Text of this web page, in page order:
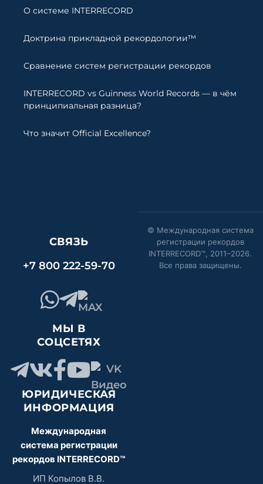
О системе INTERRECORD
Доктрина прикладной рекордологии™
Сравнение систем регистрации рекордов
INTERRECORD vs Guinness World Records — в чём
принципиальная разница?
Что значит Official Excellence?
СВЯЗЬ
+7 800 222-59-70
МЫ В
СОЦСЕТЯХ
ЮРИДИЧЕСКАЯ
ИНФОРМАЦИЯ
Международная
система регистрации
рекордов INTERRECORD™
ИП Копылов В.В.
© Международная система
регистрации рекордов
INTERRECORD™, 2011–2026.
Все права защищены.